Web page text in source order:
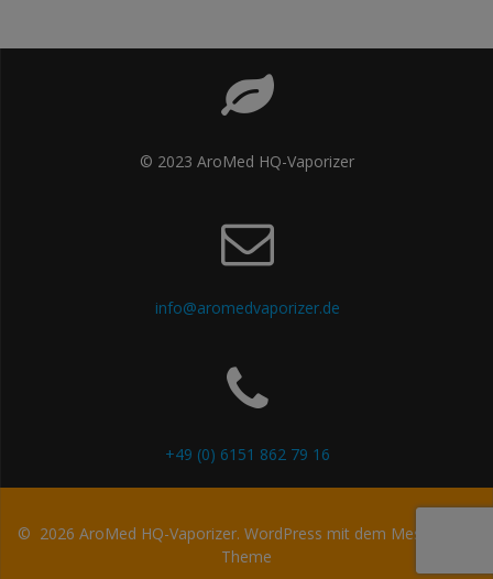
© 2023 AroMed HQ-Vaporizer
info@aromedvaporizer.de
+49 (0) 6151 862 79 16
© 2026 AroMed HQ-Vaporizer. WordPress mit dem Mesmerize-
Theme